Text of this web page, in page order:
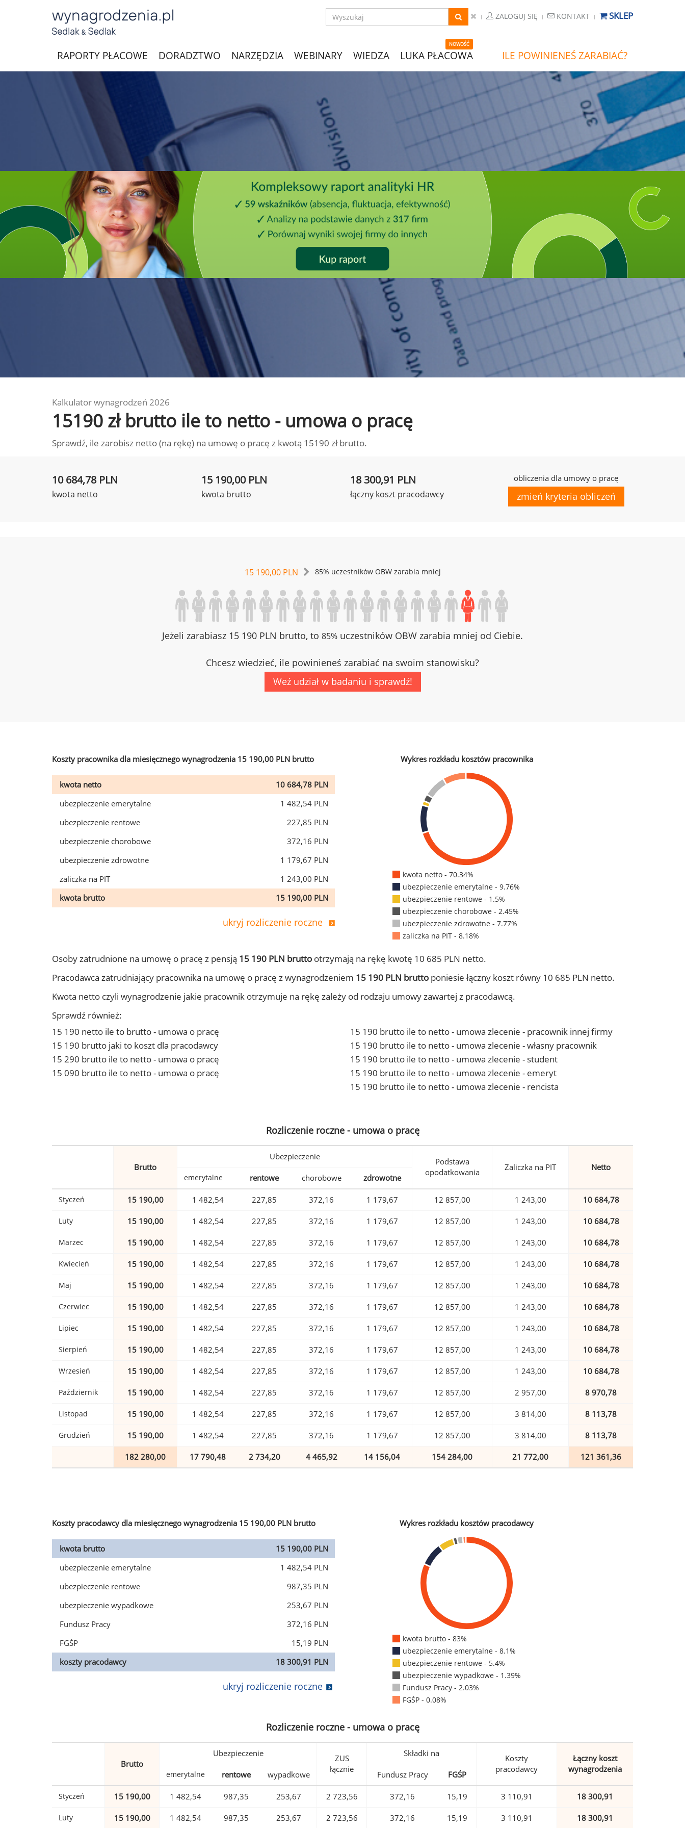
ZALOGUJ SIĘ KONTAKT SKLEP
RAPORTY PŁACOWE DORADZTWO NARZĘDZIA WEBINARY WIEDZA
NOWOŚĆ
LUKA PŁACOWA ILE POWINIENEŚ ZARABIAĆ?
Kalkulator wynagrodzeń 2026
15190 zł brutto ile to netto - umowa o pracę
Sprawdź, ile zarobisz netto (na rękę) na umowę o pracę z kwotą 15190 zł brutto.
10 684,78 PLN
kwota netto
15 190,00 PLN
kwota brutto
18 300,91 PLN
łączny koszt pracodawcy
obliczenia dla umowy o pracę
zmień kryteria obliczeń
15 190,00 PLN 85% uczestników OBW zarabia mniej
Jeżeli zarabiasz 15 190 PLN brutto, to 85% uczestników OBW zarabia mniej od Ciebie.
Chcesz wiedzieć, ile powinieneś zarabiać na swoim stanowisku?
Weź udział w badaniu i sprawdź!
Koszty pracownika dla miesięcznego wynagrodzenia 15 190,00 PLN brutto
kwota netto
10 684,78 PLN
ubezpieczenie emerytalne
1 482,54 PLN
ubezpieczenie rentowe
227,85 PLN
ubezpieczenie chorobowe
372,16 PLN
ubezpieczenie zdrowotne
1 179,67 PLN
zaliczka na PIT
1 243,00 PLN
kwota brutto
15 190,00 PLN
ukryj rozliczenie roczne
Wykres rozkładu kosztów pracownika
kwota netto - 70.34%
ubezpieczenie emerytalne - 9.76%
ubezpieczenie rentowe - 1.5%
ubezpieczenie chorobowe - 2.45%
ubezpieczenie zdrowotne - 7.77%
zaliczka na PIT - 8.18%
Osoby zatrudnione na umowę o pracę z pensją 15 190 PLN brutto otrzymają na rękę kwotę 10 685 PLN netto.
Pracodawca zatrudniający pracownika na umowę o pracę z wynagrodzeniem 15 190 PLN brutto poniesie łączny koszt równy 10 685 PLN netto.
Kwota netto czyli wynagrodzenie jakie pracownik otrzymuje na rękę zależy od rodzaju umowy zawartej z pracodawcą.
Sprawdź również:
15 190 netto ile to brutto - umowa o pracę
15 190 brutto jaki to koszt dla pracodawcy
15 290 brutto ile to netto - umowa o pracę
15 090 brutto ile to netto - umowa o pracę
15 190 brutto ile to netto - umowa zlecenie - pracownik innej firmy
15 190 brutto ile to netto - umowa zlecenie - własny pracownik
15 190 brutto ile to netto - umowa zlecenie - student
15 190 brutto ile to netto - umowa zlecenie - emeryt
15 190 brutto ile to netto - umowa zlecenie - rencista
Rozliczenie roczne - umowa o pracę
Brutto
Ubezpieczenie
Podstawa
opodatkowania
Zaliczka na PIT Netto
emerytalne rentowe chorobowe zdrowotne
Styczeń 15 190,00 1 482,54 227,85 372,16 1 179,67 12 857,00 1 243,00 10 684,78
Luty 15 190,00 1 482,54 227,85 372,16 1 179,67 12 857,00 1 243,00 10 684,78
Marzec 15 190,00 1 482,54 227,85 372,16 1 179,67 12 857,00 1 243,00 10 684,78
Kwiecień 15 190,00 1 482,54 227,85 372,16 1 179,67 12 857,00 1 243,00 10 684,78
Maj 15 190,00 1 482,54 227,85 372,16 1 179,67 12 857,00 1 243,00 10 684,78
Czerwiec 15 190,00 1 482,54 227,85 372,16 1 179,67 12 857,00 1 243,00 10 684,78
Lipiec 15 190,00 1 482,54 227,85 372,16 1 179,67 12 857,00 1 243,00 10 684,78
Sierpień 15 190,00 1 482,54 227,85 372,16 1 179,67 12 857,00 1 243,00 10 684,78
Wrzesień 15 190,00 1 482,54 227,85 372,16 1 179,67 12 857,00 1 243,00 10 684,78
Październik 15 190,00 1 482,54 227,85 372,16 1 179,67 12 857,00 2 957,00 8 970,78
Listopad 15 190,00 1 482,54 227,85 372,16 1 179,67 12 857,00 3 814,00 8 113,78
Grudzień 15 190,00 1 482,54 227,85 372,16 1 179,67 12 857,00 3 814,00 8 113,78
182 280,00 17 790,48 2 734,20 4 465,92 14 156,04 154 284,00 21 772,00 121 361,36
Koszty pracodawcy dla miesięcznego wynagrodzenia 15 190,00 PLN brutto
kwota brutto
15 190,00 PLN
ubezpieczenie emerytalne
1 482,54 PLN
ubezpieczenie rentowe
987,35 PLN
ubezpieczenie wypadkowe
253,67 PLN
Fundusz Pracy
372,16 PLN
FGŚP
15,19 PLN
koszty pracodawcy
18 300,91 PLN
ukryj rozliczenie roczne
Wykres rozkładu kosztów pracodawcy
kwota brutto - 83%
ubezpieczenie emerytalne - 8.1%
ubezpieczenie rentowe - 5.4%
ubezpieczenie wypadkowe - 1.39%
Fundusz Pracy - 2.03%
FGŚP - 0.08%
Rozliczenie roczne - umowa o pracę
Brutto
Ubezpieczenie
ZUS
łącznie
Składki na
Koszty
pracodawcy
Łączny koszt
wynagrodzenia
emerytalne rentowe wypadkowe Fundusz Pracy FGŚP
Styczeń 15 190,00 1 482,54 987,35 253,67 2 723,56 372,16 15,19 3 110,91 18 300,91
Luty 15 190,00 1 482,54 987,35 253,67 2 723,56 372,16 15,19 3 110,91 18 300,91